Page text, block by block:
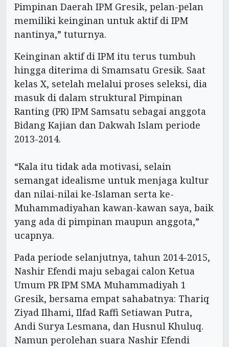
Pimpinan Daerah IPM Gresik, pelan-pelan
memiliki keinginan untuk aktif di IPM
nantinya,” tuturnya.
Keinginan aktif di IPM itu terus tumbuh
hingga diterima di Smamsatu Gresik. Saat
kelas X, setelah melalui proses seleksi, dia
masuk di dalam struktural Pimpinan
Ranting (PR) IPM Samsatu sebagai anggota
Bidang Kajian dan Dakwah Islam periode
2013-2014.
“Kala itu tidak ada motivasi, selain
semangat idealisme untuk menjaga kultur
dan nilai-nilai ke-Islaman serta ke-
Muhammadiyahan kawan-kawan saya, baik
yang ada di pimpinan maupun anggota,”
ucapnya.
Pada periode selanjutnya, tahun 2014-2015,
Nashir Efendi maju sebagai calon Ketua
Umum PR IPM SMA Muhammadiyah 1
Gresik, bersama empat sahabatnya: Thariq
Ziyad Ilhami, Ilfad Raffi Setiawan Putra,
Andi Surya Lesmana, dan Husnul Khuluq.
Namun perolehan suara Nashir Efendi